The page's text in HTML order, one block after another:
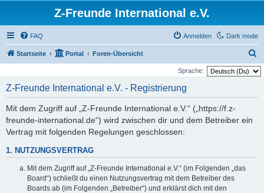
Z-Freunde International e.V.
Dark mode
FAQ Anmelden
Startseite Portal Foren-Übersicht
u
Sprache:
Z-Freunde International e.V. - Registrierung
Mit dem Zugriff auf „Z-Freunde International e.V.“ („https://f.z-
freunde-international.de“) wird zwischen dir und dem Betreiber ein
Vertrag mit folgenden Regelungen geschlossen:
1. NUTZUNGSVERTRAG
Mit dem Zugriff auf „Z-Freunde International e.V.“ (im Folgenden „das
Board“) schließt du einen Nutzungsvertrag mit dem Betreiber des
Boards ab (im Folgenden „Betreiber“) und erklärst dich mit den